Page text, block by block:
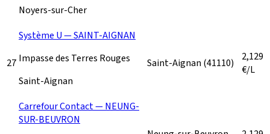
Noyers-sur-Cher
27
Système U — SAINT-AIGNAN
Impasse des Terres Rouges
Saint-Aignan
Saint-Aignan (41110)
2,129
€/L
Carrefour Contact — NEUNG-
SUR-BEUVRON